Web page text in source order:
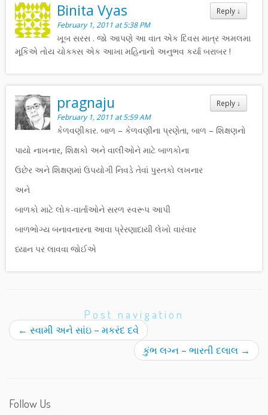
Reply ↓
Binita Vyas
February 1, 2011 at 5:38 PM
ખૂબ સરસ . જો આપણે આ વાત એક દિવસ માત્ર અમલમા
મૂકિએ તોય ચોક્ક્સ એક આખા મહિનાનો અનુભવ કર્યા બરાબર !
Reply ↓
pragnaju
February 1, 2011 at 5:59 AM
કેળવણીકાર. બાળ – કેળવણીના પ્રણેતા, બાળ – શિક્ષણનો
પાયો નાખનાર, શિક્ષકો અને વાલીઓને માટે બાળકોના
ઉછેર અને શિક્ષણમાં ઉપયોગી નિવડે તેવાં પુસ્તકો લખનાર
અને
બાળકો માટે લોક-વાર્તાઓને સરળ સ્વરૂપ આપી
બાળભોગ્ય બનાવનારના આવા પ્રેરણાદાયી લેખો વારંવાર
ધ્યાન પર લાવવા જોઈએ
Post navigation
← સ્વામી અને સાંઇ – મકરંદ દવે
કુંભ લગ્ન – ભારતી દલાલ →
Follow Us